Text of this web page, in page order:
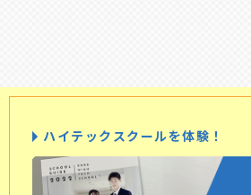
ハイテックスクールを体験！